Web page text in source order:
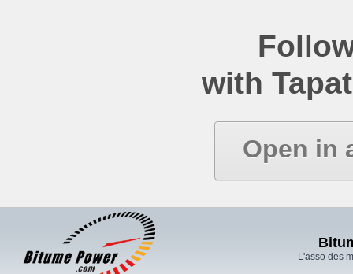
with
Open in
L'asso des